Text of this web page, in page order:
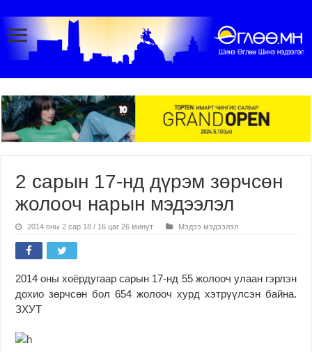
2 сарын 17-нд дүрэм зөрчсөн
жолооч нарын мэдээлэл
2014 оны 2 сар 18 / 16 цаг 26 минут Мэдээ мэдээлэл
2014 оны хоёрдугаар сарын 17-нд 55 жолооч улаан гэрлэн
дохио зөрчсөн бол 654 жолооч хурд хэтрүүлсэн байна.
ЗХУТ